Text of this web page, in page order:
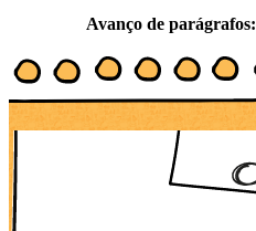
Avanço de parágrafos: